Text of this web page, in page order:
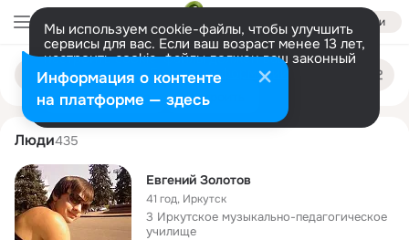
Войти
Мы используем cookie-файлы, чтобы улучшить
сервисы для вас. Если ваш возраст менее 13 лет,
настроить cookie-файлы должен ваш законный
представитель. Больше информации
Разрешить все Настроить
Поиск
людям
evgeniy zolotov
Люди435
Евгений Золотов
41 год, Иркутск
3 Иркутское музыкально-педагогическое
училище
Информация о контенте
на платформе — здесь